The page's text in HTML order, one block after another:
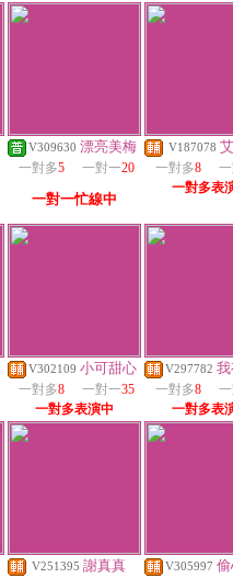
V309630 漂亮美梅
一對多5 一對一20
一對一忙線中
V187078
一對多8
一對多表
V302109 小可甜心
一對多8 一對一35
一對多表演中
V297782
一對多8
一對多表
V251395 謝真真 V305997